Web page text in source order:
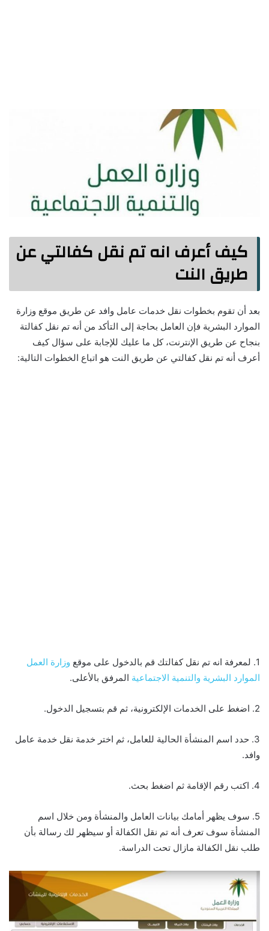
كيف أعرف انه تم نقل كفالتي عن
طريق النت
بعد أن تقوم بخطوات نقل خدمات عامل وافد عن طريق موقع وزارة
الموارد البشرية فإن العامل بحاجة إلى التأكد من أنه تم نقل كفالتة
بنجاح عن طريق الإنترنت، كل ما عليك للإجابة على سؤال كيف
أعرف أنه تم نقل كفالتي عن طريق النت هو اتباع الخطوات التالية:
1. لمعرفة انه تم نقل كفالتك قم بالدخول على موقع
وزارة العمل
الموارد البشرية والتنمية الاجتماعية المرفق بالأعلى.
2. اضغط على الخدمات الإلكترونية، ثم قم بتسجيل الدخول.
3. حدد اسم المنشأة الحالية للعامل، ثم اختر خدمة نقل خدمة عامل
وافد.
4. اكتب رقم الإقامة ثم اضغط بحث.
5. سوف يظهر أمامك بيانات العامل والمنشأة ومن خلال اسم
المنشأة سوف تعرف أنه تم نقل الكفالة أو سيظهر لك رسالة بأن
طلب نقل الكفالة مازال تحت الدراسة.